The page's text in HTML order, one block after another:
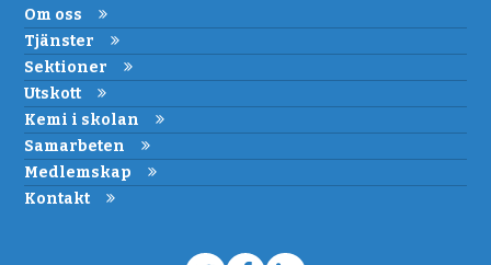
Om oss
Tjänster
Sektioner
Utskott
Kemi i skolan
Samarbeten
Medlemskap
Kontakt